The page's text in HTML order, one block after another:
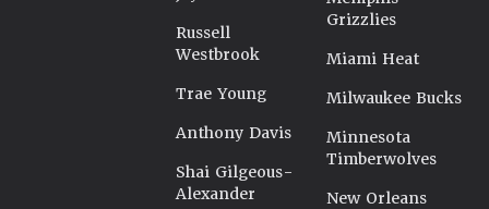
Russell
Westbrook
Trae Young
Anthony Davis
Shai Gilgeous-
Alexander
Grizzlies
Miami Heat
Milwaukee Bucks
Minnesota
Timberwolves
New Orleans